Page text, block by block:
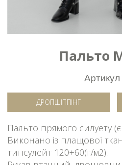
Пальто
Артикул
ДРОПШІППІНГ
Пальто прямого силуету
Виконано із плащової
тинсулейт 120+60(г/м2).